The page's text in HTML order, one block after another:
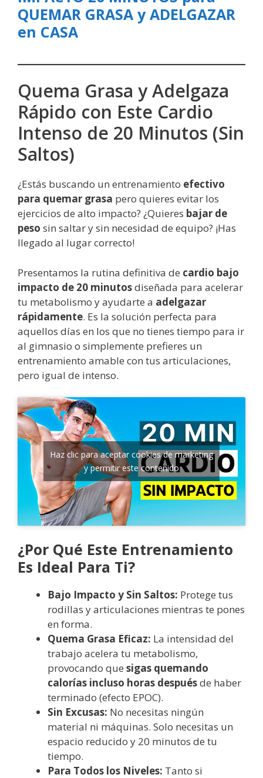
QUEMAR GRASA y ADELGAZAR
en CASA
Quema Grasa y Adelgaza
Rápido con Este Cardio
Intenso de 20 Minutos (Sin
Saltos)
¿Estás buscando un entrenamiento efectivo
para quemar grasa pero quieres evitar los
ejercicios de alto impacto? ¿Quieres bajar de
peso sin saltar y sin necesidad de equipo? ¡Has
llegado al lugar correcto!
Presentamos la rutina definitiva de cardio bajo
impacto de 20 minutosdiseñada para acelerar
tu metabolismo y ayudarte a adelgazar
rápidamente. Es la solución perfecta para
aquellos días en los que no tienes tiempo para ir
al gimnasio o simplemente prefieres un
entrenamiento amable con tus articulaciones,
pero igual de intenso.
Haz clic para aceptar cookies de marketing
y permitir este contenido
¿Por Qué Este Entrenamiento
Es Ideal Para Ti?
Bajo Impacto y Sin Saltos: Protege tus
rodillas y articulaciones mientras te pones
en forma.
Quema Grasa Eficaz: La intensidad del
trabajo acelera tu metabolismo,
provocando que sigas quemando
calorías incluso horas despuésde haber
terminado (efecto EPOC).
Sin Excusas: No necesitas ningún
material ni máquinas. Solo necesitas un
espacio reducido y 20 minutos de tu
tiempo.
Para Todos los Niveles: Tanto si